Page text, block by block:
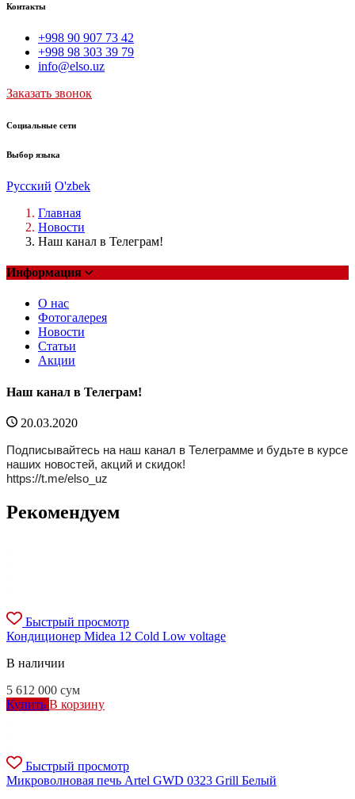
Контакты
+998 90 907 73 42
+998 98 303 39 79
info@elso.uz
Заказать звонок
Социальные сети
Выбор языка
Русский O'zbek
Главная
Новости
Наш канал в Телеграм!
Информация
О нас
Фотогалерея
Новости
Статьи
Акции
Наш канал в Телеграм!
20.03.2020
Подписывайтесь на наш канал в Телеграмме и будьте в курсе
наших новостей, акций и скидок!
https://t.me/elso_uz
Рекомендуем
Быстрый просмотр
Кондиционер Midea 12 Cold Low voltage
В наличии
5 612 000 сум
Купить В корзину
Быстрый просмотр
Микроволновая печь Artel GWD 0323 Grill Белый